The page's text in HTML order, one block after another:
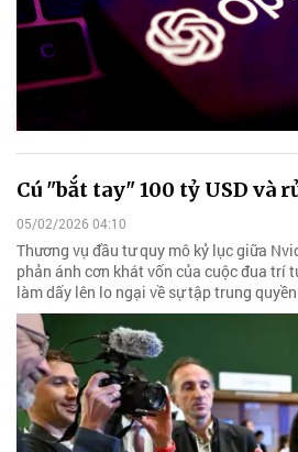
Cú "bắt tay" 100 tỷ USD và
05/02/2026 04:10
Thương vụ đầu tư quy mô kỷ lục giữa
phản ánh cơn khát vốn của cuộc đua trí
làm dấy lên lo ngại về sự tập trung